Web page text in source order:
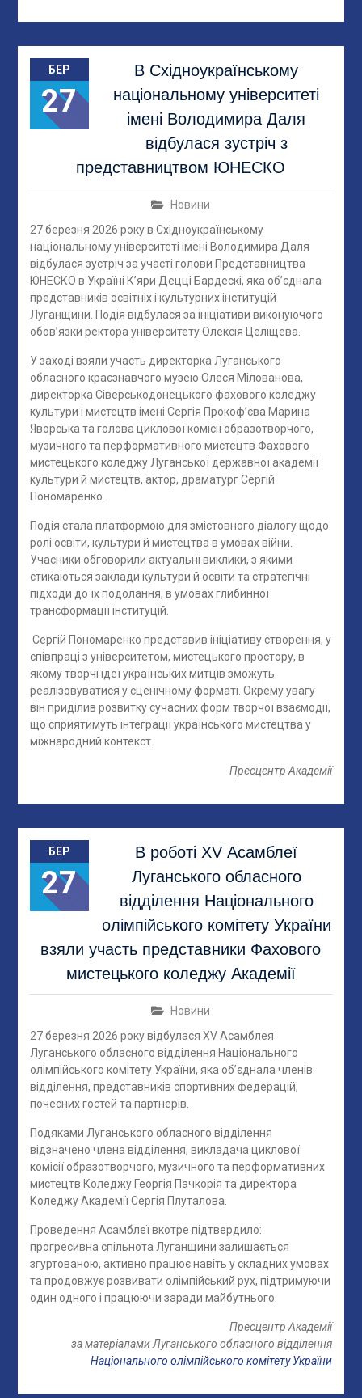
БЕР
27
В Східноукраїнському
національному університеті
імені Володимира Даля
відбулася зустріч з
представництвом ЮНЕСКО
Новини
27 березня 2026 року в Східноукраїнському
національному університеті імені Володимира Даля
відбулася зустріч за участі голови Представництва
ЮНЕСКО в Україні Кʼяри Децці Бардескі, яка об’єднала
представників освітніх і культурних інституцій
Луганщини. Подія відбулася за ініціативи виконуючого
обов’язки ректора університету Олексія Целіщева.
У заході взяли участь директорка Луганського
обласного краєзнавчого музею Олеся Мілованова,
директорка Сіверськодонецького фахового коледжу
культури і мистецтв імені Сергія Прокоф’єва Марина
Яворська та голова циклової комісії образотворчого,
музичного та перформативного мистецтв Фахового
мистецького коледжу Луганської державної академії
культури й мистецтв, актор, драматург Сергій
Пономаренко.
Подія стала платформою для змістовного діалогу щодо
ролі освіти, культури й мистецтва в умовах війни.
Учасники обговорили актуальні виклики, з якими
стикаються заклади культури й освіти та стратегічні
підходи до їх подолання, в умовах глибинної
трансформації інституцій.
Сергій Пономаренко представив ініціативу створення, у
співпраці з університетом, мистецького простору, в
якому творчі ідеї українських митців зможуть
реалізовуватися у сценічному форматі. Окрему увагу
він приділив розвитку сучасних форм творчої взаємодії,
що сприятимуть інтеграції українського мистецтва у
міжнародний контекст.
Пресцентр Академії
БЕР
27
В роботі XV Асамблеї
Луганського обласного
відділення Національного
олімпійського комітету України
взяли участь представники Фахового
мистецького коледжу Академії
Новини
27 березня 2026 року відбулася XV Асамблея
Луганського обласного відділення Національного
олімпійського комітету України, яка об’єднала членів
відділення, представників спортивних федерацій,
почесних гостей та партнерів.
Подяками Луганського обласного відділення
відзначено члена відділення, викладача циклової
комісії образотворчого, музичного та перформативних
мистецтв Коледжу Георгія Пачкорія та директора
Коледжу Академії Сергія Плуталова.
Проведення Асамблеї вкотре підтвердило:
прогресивна спільнота Луганщини залишається
згуртованою, активно працює навіть у складних умовах
та продовжує розвивати олімпійський рух, підтримуючи
один одного і працюючи заради майбутнього.
Пресцентр Академії
за матеріалами Луганського обласного відділення
Національного олімпійського комітету України